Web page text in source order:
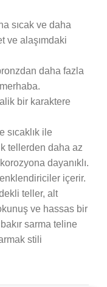
sıcak ve daha
ve alaşımdaki
daha fazla
bir karaktere
sıcaklık ile
tellerden daha az
dayanıklı.
içerir.
teller, alt
ve hassas bir
sarma teline
stili